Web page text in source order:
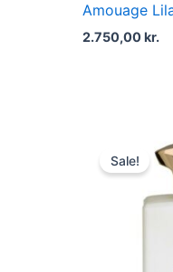
Amouage
2.750,00kr.
Sale!